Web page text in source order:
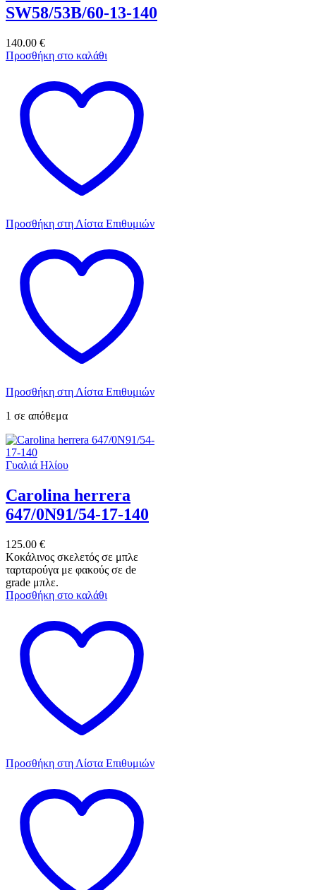
SW58/53B/60-13-140
140.00 €
Προσθήκη στο καλάθι
Προσθήκη στη Λίστα Επιθυμιών
Προσθήκη στη Λίστα Επιθυμιών
1 σε απόθεμα
Γυαλιά Ηλίου
Carolina herrera
647/0N91/54-17-140
125.00 €
Κοκάλινος σκελετός σε μπλε
ταρταρούγα με φακούς σε de
grade μπλε.
Προσθήκη στο καλάθι
Προσθήκη στη Λίστα Επιθυμιών